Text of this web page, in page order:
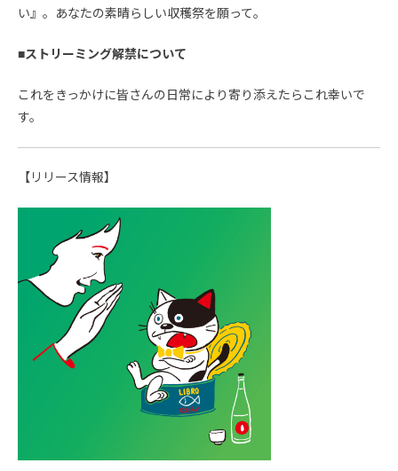
い』。あなたの素晴らしい収穫祭を願って。
■ストリーミング解禁について
これをきっかけに皆さんの日常により寄り添えたらこれ幸いで
す。
【リリース情報】